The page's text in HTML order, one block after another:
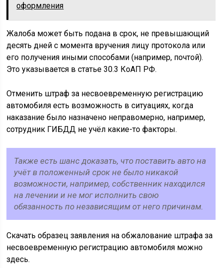
оформления
Жалоба может быть подана в срок, не превышающий
десять дней с момента вручения лицу протокола или
его получения иными способами (например, почтой).
Это указывается в статье 30.3 КоАП РФ.
Отменить штраф за несвоевременную регистрацию
автомобиля есть возможность в ситуациях, когда
наказание было назначено неправомерно, например,
сотрудник ГИБДД не учёл какие-то факторы.
Также есть шанс доказать, что поставить авто на
учёт в положенный срок не было никакой
возможности, например, собственник находился
на лечении и не мог исполнить свою
обязанность по независящим от него причинам.
Скачать образец заявления на обжалование штрафа за
несвоевременную регистрацию автомобиля можно
здесь.